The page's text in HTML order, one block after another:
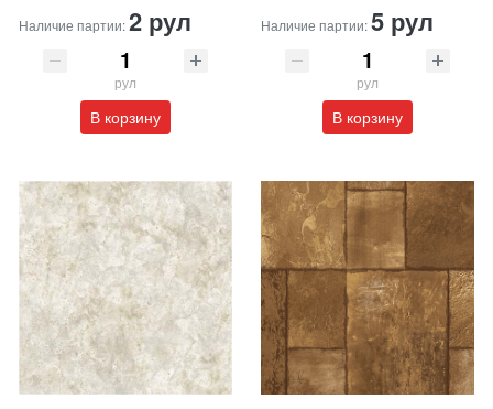
Наличие партии:2 рул
рул
В корзину
Наличие партии:5 рул
рул
В корзину